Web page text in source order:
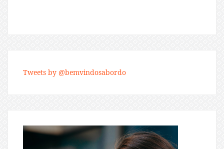
Tweets by @bemvindosabordo